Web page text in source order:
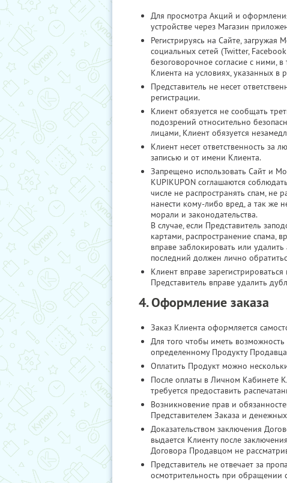
Для просмотра Акций и
устройстве через Магазин
Регистрируясь на Сайте,
социальных сетей (Twitter,
безоговорочное согласие с ними,
Клиента на условиях, указанных в
Представитель не несет
регистрации.
Клиент обязуется не сообщать
подозрений относительно
лицами, Клиент обязуется
Клиент несет ответственность
записью и от имени Клиента.
Запрещено использовать Сайт и
KUPIKUPON соглашаются
числе не распространять спам, не
нанести кому-либо вред, а так же
морали и законодательства.
В случае, если Представитель
картами, распространение спама,
вправе заблокировать или
последний должен лично
Клиент вправе
Представитель вправе удалить
4. Оформление заказа
Заказ Клиента оформляется
Для того чтобы иметь
определенному Продукту
Оплатить Продукт можно
После оплаты в Личном Кабинете
требуется предоставить
Возникновение прав и
Представителем Заказа и
Доказательством заключения
выдается Клиенту после
Договора Продавцом не
Представитель не отвечает за
осмотрительность при обращении